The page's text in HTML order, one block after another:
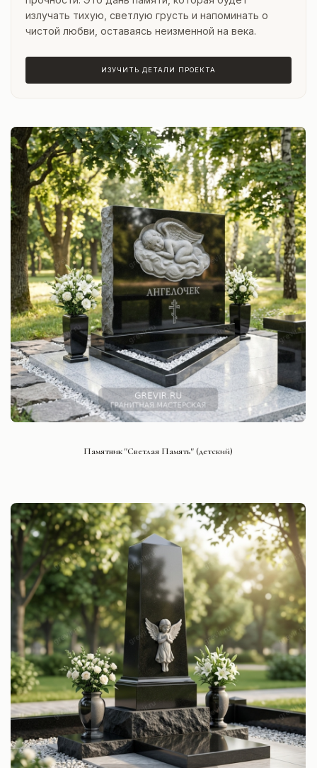
излучать тихую, светлую грусть и напоминать о
чистой любви, оставаясь неизменной на века.
ИЗУЧИТЬ ДЕТАЛИ ПРОЕКТА
Памятник "Светлая Память" (детский)